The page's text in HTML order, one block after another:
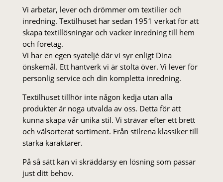
Vi arbetar, lever och drömmer om textilier och
inredning. Textilhuset har sedan 1951 verkat för att
skapa textillösningar och vacker inredning till hem
och företag.
Vi har en egen syateljé där vi syr enligt Dina
önskemål. Ett hantverk vi är stolta över. Vi lever för
personlig service och din kompletta inredning.
Textilhuset tillhör inte någon kedja utan alla
produkter är noga utvalda av oss. Detta för att
kunna skapa vår unika stil. Vi strä­var efter ett brett
och välsorterat sor­ti­ment. Från stil­rena klas­siker till
starka karaktärer.
På så sätt kan vi skräddarsy en lösning som passar
just ditt behov.